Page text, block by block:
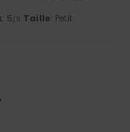
: 5/5 Taille: Petit